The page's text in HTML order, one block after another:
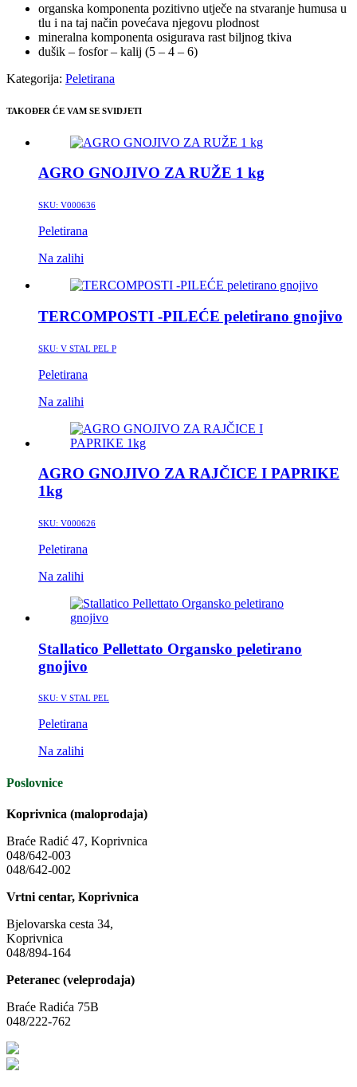
organska komponenta pozitivno utječe na stvaranje humusa u
tlu i na taj način povećava njegovu plodnost
mineralna komponenta osigurava rast biljnog tkiva
dušik – fosfor – kalij (5 – 4 – 6)
Kategorija: Peletirana
TAKOĐER ĆE VAM SE SVIDJETI
AGRO GNOJIVO ZA RUŽE 1 kg
SKU: V000636
Peletirana
Na zalihi
TERCOMPOSTI -PILEĆE peletirano gnojivo
SKU: V STAL PEL P
Peletirana
Na zalihi
AGRO GNOJIVO ZA RAJČICE I PAPRIKE
1kg
SKU: V000626
Peletirana
Na zalihi
Stallatico Pellettato Organsko peletirano
gnojivo
SKU: V STAL PEL
Peletirana
Na zalihi
Poslovnice
Koprivnica (maloprodaja)
Braće Radić 47, Koprivnica
048/642-003
048/642-002
Vrtni centar, Koprivnica
Bjelovarska cesta 34,
Koprivnica
048/894-164
Peteranec (veleprodaja)
Braće Radića 75B
048/222-762